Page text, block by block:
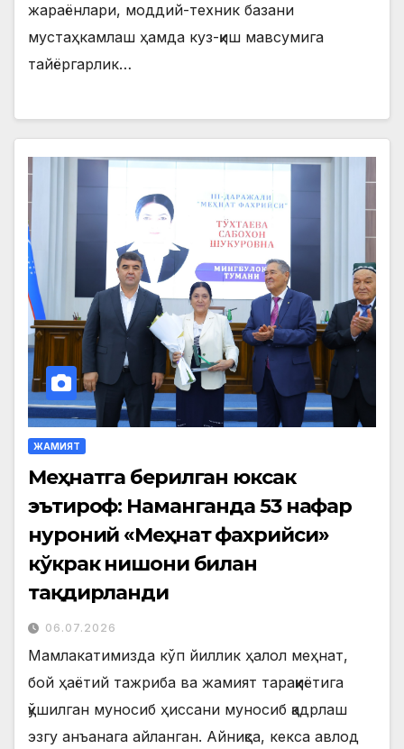
жараёнлари, моддий-техник базани
мустаҳкамлаш ҳамда куз-қиш мавсумига
тайёргарлик…
ЖАМИЯТ
Меҳнатга берилган юксак
эътироф: Наманганда 53 нафар
нуроний «Меҳнат фахрийси»
кўкрак нишони билан
тақдирланди
06.07.2026
Мамлакатимизда кўп йиллик ҳалол меҳнат,
бой ҳаётий тажриба ва жамият тараққиётига
қўшилган муносиб ҳиссани муносиб қадрлаш
эзгу анъанага айланган. Айниқса, кекса авлод